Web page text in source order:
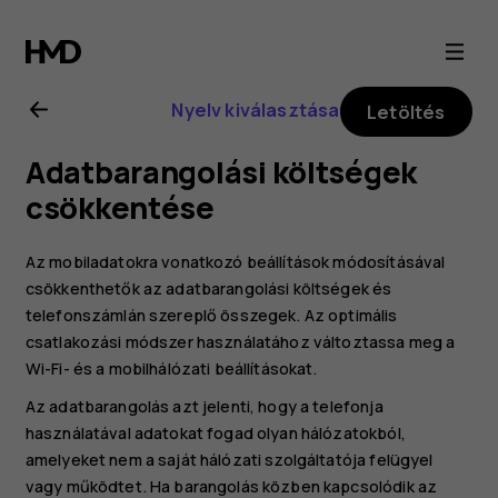
Nokia
8.1
felhasználói
kézikönyv
Nyelv kiválasztása Letöltés
Adatbarangolási költségek
csökkentése
Az mobiladatokra vonatkozó beállítások módosításával
csökkenthetők az adatbarangolási költségek és
telefonszámlán szereplő összegek. Az optimális
csatlakozási módszer használatához változtassa meg a
Wi-Fi- és a mobilhálózati beállításokat.
Az adatbarangolás azt jelenti, hogy a telefonja
használatával adatokat fogad olyan hálózatokból,
amelyeket nem a saját hálózati szolgáltatója felügyel
vagy működtet. Ha barangolás közben kapcsolódik az